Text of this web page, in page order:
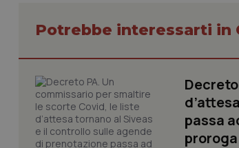
Potrebbe interessarti in
passa